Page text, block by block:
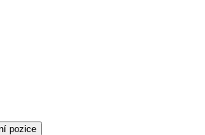
pozice